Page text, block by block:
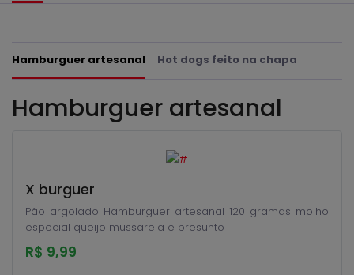
Hamburguer artesanal Hot dogs feito na chapa
Hamburguer artesanal
X burguer
Pão argolado Hamburguer artesanal 120 gramas molho
especial queijo mussarela e presunto
R$ 9,99